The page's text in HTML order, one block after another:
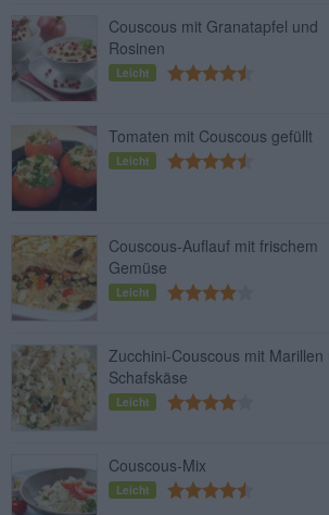
Couscous mit Granatapfel und
Rosinen
Leicht
Tomaten mit Couscous gefüllt
Leicht
Couscous-Auflauf mit frischem
Gemüse
Leicht
Zucchini-Couscous mit Marillen
Schafskäse
Leicht
Couscous-Mix
Leicht